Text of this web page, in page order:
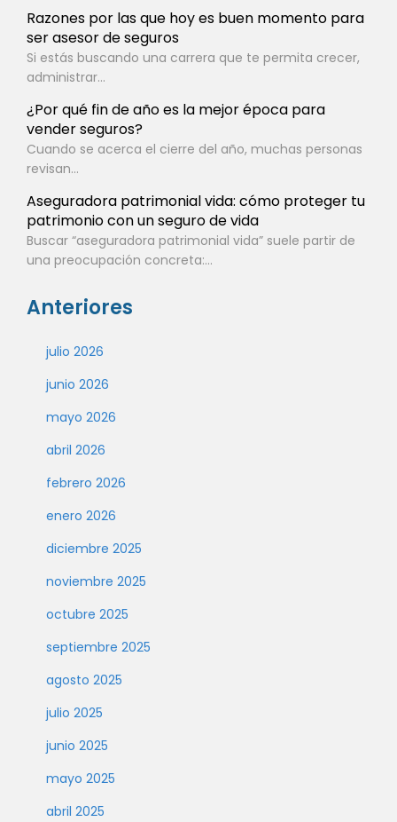
Razones por las que hoy es buen momento para
ser asesor de seguros
Si estás buscando una carrera que te permita crecer,
administrar...
¿Por qué fin de año es la mejor época para
vender seguros?
Cuando se acerca el cierre del año, muchas personas
revisan...
Aseguradora patrimonial vida: cómo proteger tu
patrimonio con un seguro de vida
Buscar “aseguradora patrimonial vida” suele partir de
una preocupación concreta:...
Anteriores
julio 2026
junio 2026
mayo 2026
abril 2026
febrero 2026
enero 2026
diciembre 2025
noviembre 2025
octubre 2025
septiembre 2025
agosto 2025
julio 2025
junio 2025
mayo 2025
abril 2025